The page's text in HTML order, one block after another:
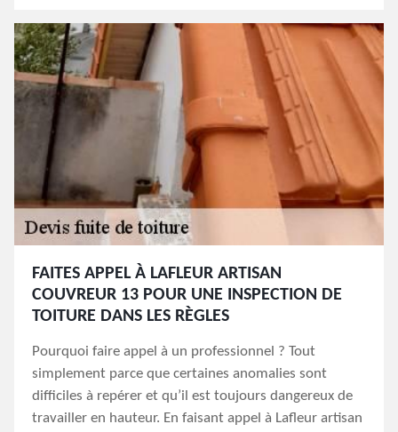
FAITES APPEL À LAFLEUR ARTISAN
COUVREUR 13 POUR UNE INSPECTION DE
TOITURE DANS LES RÈGLES
Pourquoi faire appel à un professionnel ? Tout
simplement parce que certaines anomalies sont
difficiles à repérer et qu’il est toujours dangereux de
travailler en hauteur. En faisant appel à Lafleur artisan